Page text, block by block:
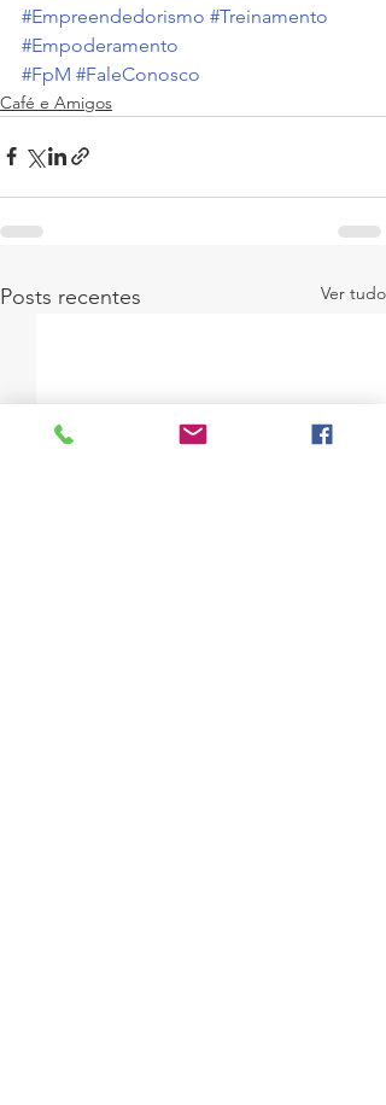
#Empreendedorismo #Treinamento
#Empoderamento
#FpM #FaleConosco
Café e Amigos
Posts recentes Ver tudo